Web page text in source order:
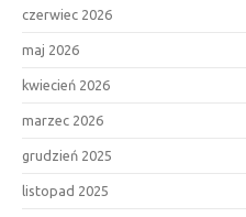
czerwiec 2026
maj 2026
kwiecień 2026
marzec 2026
grudzień 2025
listopad 2025